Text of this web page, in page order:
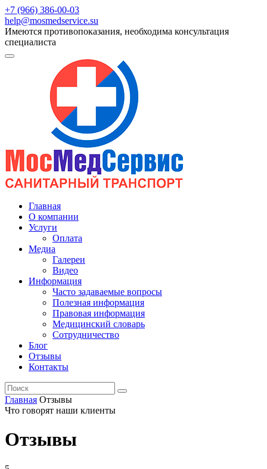
+7 (966) 386-00-03
help@mosmedservice.su
Имеются противопоказания, необходима консультация
специалиста
Главная
О компании
Услуги
Оплата
Медиа
Галереи
Видео
Информация
Часто задаваемые вопросы
Полезная информация
Правовая информация
Медицинский словарь
Сотрудничество
Блог
Отзывы
Контакты
Главная Отзывы
Что говорят наши клиенты
Отзывы